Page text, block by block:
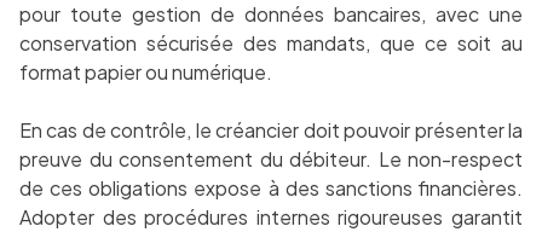
pour toute gestion de données bancaires, avec une
conservation sécurisée des mandats, que ce soit au
format papier ou numérique.
En cas de contrôle, le créancier doit pouvoir présenter la
preuve du consentement du débiteur. Le non-respect
de ces obligations expose à des sanctions financières.
Adopter des procédures internes rigoureuses garantit